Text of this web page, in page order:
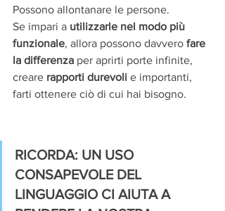
Possono allontanare le persone.
Se impari a utilizzarle nel modo più
funzionale, allora possono davvero fare
la differenza per aprirti porte infinite,
creare rapporti durevoli e importanti,
farti ottenere ciò di cui hai bisogno.
RICORDA: UN USO
CONSAPEVOLE DEL
LINGUAGGIO CI AIUTA A